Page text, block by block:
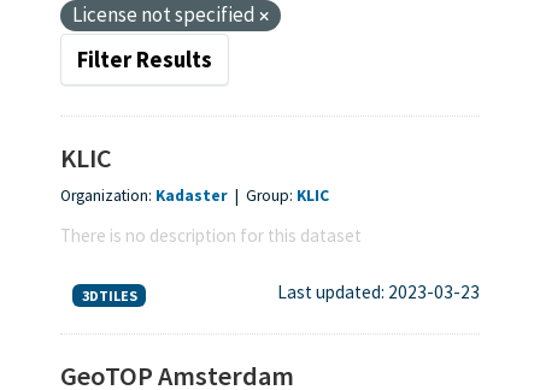
License not specified
Filter Results
KLIC
Organization: Kadaster | Group: KLIC
There is no description for this dataset
3DTILES Last updated: 2023-03-23
GeoTOP Amsterdam